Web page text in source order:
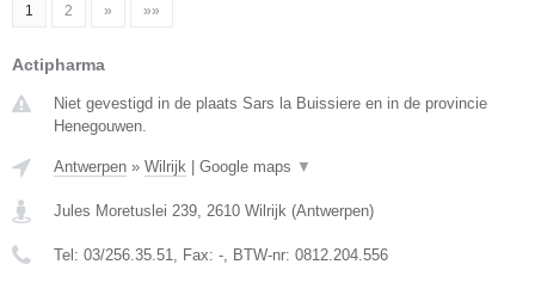
1 2 » »»
Actipharma
Niet gevestigd in de plaats Sars la Buissiere en in de provincie
Henegouwen.
Antwerpen » Wilrijk Google maps ▼
Jules Moretuslei 239, 2610 Wilrijk (Antwerpen)
Tel: 03/256.35.51, Fax: -, BTW-nr: 0812.204.556